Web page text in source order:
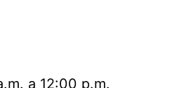
a 12:00 p.m.